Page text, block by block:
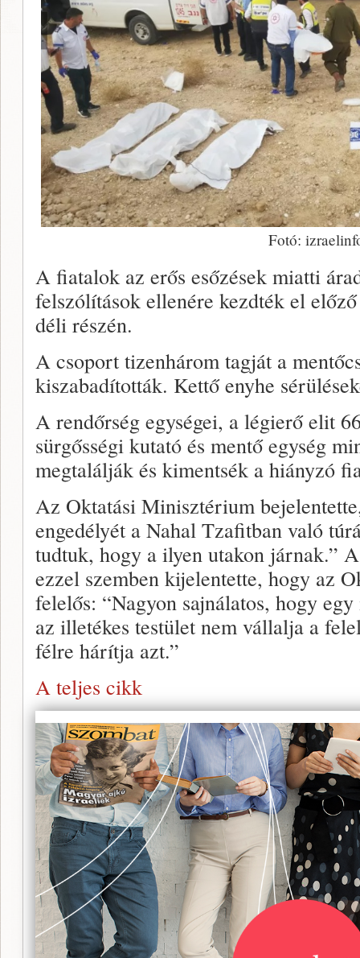
Fotó:
A fiatalok az erős esőzések miatti
felszólítások ellenére kezdték el
déli részén.
A csoport tizenhárom tagját a
kiszabadították. Kettő enyhe
A rendőrség egységei, a légierő elit
sürgősségi kutató és mentő egység
megtalálják és kimentsék a hiányzó
Az Oktatási Minisztérium
engedélyét a Nahal Tzafitban való
tudtuk, hogy a ilyen utakon járnak.”
ezzel szemben kijelentette, hogy az
felelős: “Nagyon sajnálatos, hogy
az illetékes testület nem vállalja a
félre hárítja azt.”
A teljes cikk